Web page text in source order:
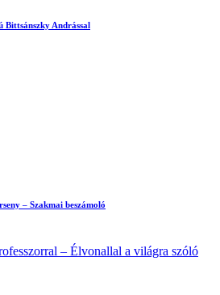
Andrással
– Szakmai beszámoló